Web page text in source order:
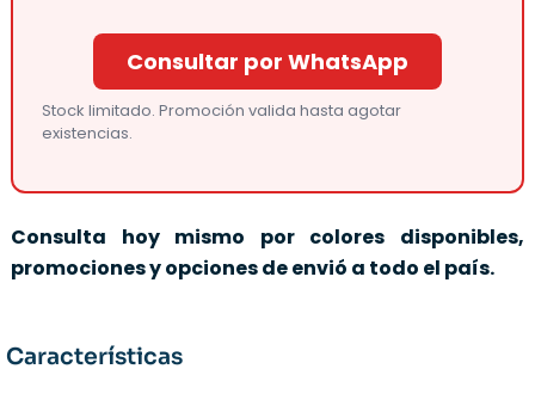
Consultar por WhatsApp
Stock limitado. Promoción valida hasta agotar
existencias.
Consulta hoy mismo por colores disponibles,
promociones y opciones de envió a todo el país.
Características